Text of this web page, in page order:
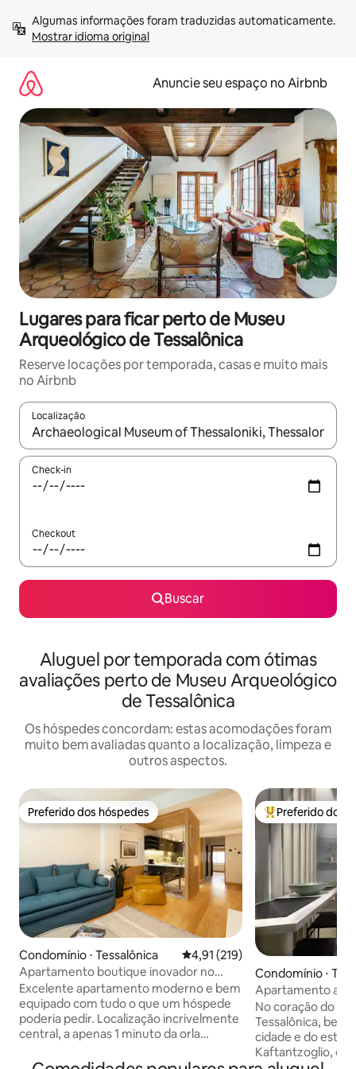
para
Mostrar idioma original
Anuncie seu espaço no Airbnb
Lugares para ficar perto de Museu
Arqueológico de Tessalônica
Reserve locações por temporada, casas e muito mais
no Airbnb
Localização
Quando os resultados estiverem disponíveis, explore-os
Check-in
Checkout
Buscar
Aluguel por temporada com ótimas
avaliações perto de Museu Arqueológico
de Tessalônica
Os hóspedes concordam: estas acomodações foram
muito bem avaliadas quanto a localização, limpeza e
outros aspectos.
Preferido dos hóspedes
Preferido dos hóspedes
Condomínio ⋅ Tessalônica 4,91 de uma avaliação média de
4,91 (219)
Apartamento boutique inovador no
coração da cidade
Excelente apartamento moderno e bem
equipado com tudo o que um hóspede
poderia pedir. Localização incrivelmente
central, a apenas 1 minuto da orla
a cerca de 10 minutos de todos os outros
Entre os
Preferido dos
Condomínio ⋅
Apartamento
City no Estádio
No coração do
Tessalônica, bem
cidade e do
Kaftantzoglio, e a